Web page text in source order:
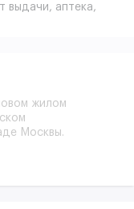
выдачи, аптека,
жилом
Москвы.
здесь, что